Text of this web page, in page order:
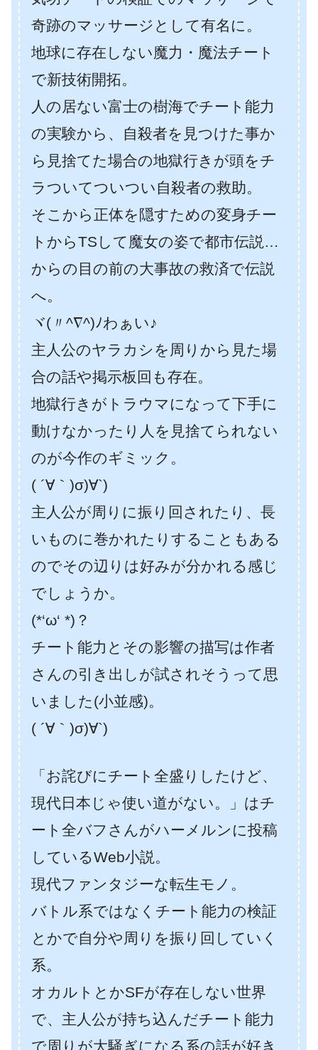
奇跡のマッサージとして有名に。
地球に存在しない魔力・魔法チート
で新技術開拓。
人の居ない富士の樹海でチート能力
の実験から、自殺者を見つけた事か
ら見捨てた場合の地獄行きが頭をチ
ラついてついつい自殺者の救助。
そこから正体を隠すための変身チー
トからTSして魔女の姿で都市伝説…
からの目の前の大事故の救済で伝説
へ。
ヾ(〃^∇^)ﾉわぁい♪
主人公のヤラカシを周りから見た場
合の話や掲示板回も存在。
地獄行きがトラウマになって下手に
動けなかったり人を見捨てられない
のが今作のギミック。
( ´∀｀)σ)∀`)
主人公が周りに振り回されたり、長
いものに巻かれたりすることもある
のでその辺りは好みが分かれる感じ
でしょうか。
(*‘ω‘ *)？
チート能力とその影響の描写は作者
さんの引き出しが試されそうって思
いました(小並感)。
( ´∀｀)σ)∀`)
「お詫びにチート全盛りしたけど、
現代日本じゃ使い道がない。」はチ
ート全バフさんがハーメルンに投稿
しているWeb小説。
現代ファンタジーな転生モノ。
バトル系ではなくチート能力の検証
とかで自分や周りを振り回していく
系。
オカルトとかSFが存在しない世界
で、主人公が持ち込んだチート能力
で周りが大騒ぎになる系の話が好き